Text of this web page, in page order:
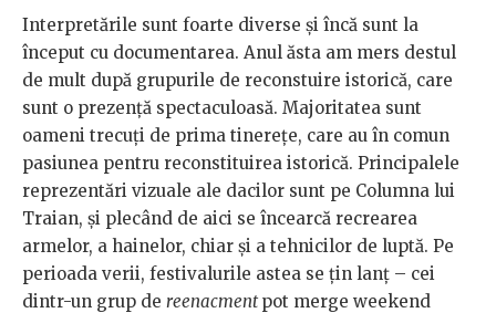
Interpretările sunt foarte diverse şi încă sunt la
început cu documentarea. Anul ăsta am mers destul
de mult după grupurile de reconstuire istorică, care
sunt o prezență spectaculoasă. Majoritatea sunt
oameni trecuţi de prima tinereţe, care au în comun
pasiunea pentru reconstituirea istorică. Principalele
reprezentări vizuale ale dacilor sunt pe Columna lui
Traian, și plecând de aici se încearcă recrearea
armelor, a hainelor, chiar şi a tehnicilor de luptă. Pe
perioada verii, festivalurile astea se ţin lanţ – cei
dintr-un grup de reenacmentpot merge weekend